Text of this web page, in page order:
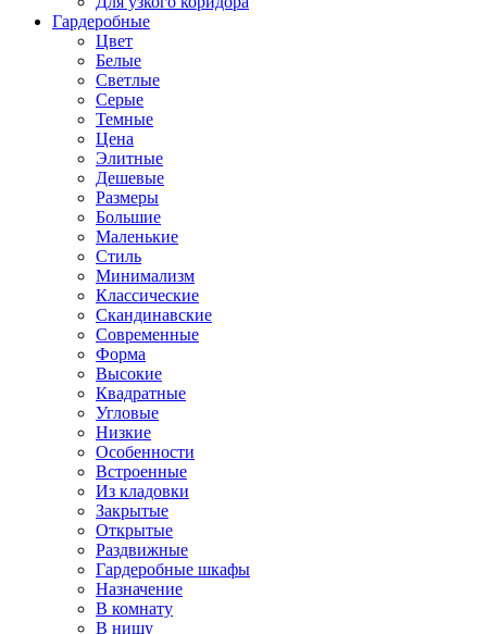
Гардеробные
Цвет
Белые
Светлые
Серые
Темные
Цена
Элитные
Дешевые
Размеры
Большие
Маленькие
Стиль
Минимализм
Классические
Скандинавские
Современные
Форма
Высокие
Квадратные
Угловые
Низкие
Особенности
Встроенные
Из кладовки
Закрытые
Открытые
Раздвижные
Гардеробные шкафы
Назначение
В комнату
В нишу